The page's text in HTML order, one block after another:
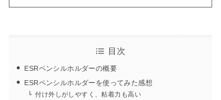
目次
ESRペンシルホルダーの概要
ESRペンシルホルダーを使ってみた感想
付け外しがしやすく、粘着力も高い